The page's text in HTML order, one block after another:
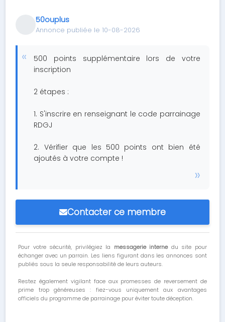
50ouplus
Annonce publiée le 10-08-2026
500 points supplémentaire lors de votre
inscription
2 étapes :
1. S'inscrire en renseignant le code parrainage
RDGJ
2. Vérifier que les 500 points ont bien été
ajoutés à votre compte !
Contacter ce membre
Pour votre sécurité, privilégiez la messagerie internedu site pour
échanger avec un parrain. Les liens figurant dans les annonces sont
publiés sous la seule responsabilité de leurs auteurs.
Restez également vigilant face aux promesses de reversement de
prime trop généreuses : fiez-vous uniquement aux avantages
officiels du programme de parrainage pour éviter toute déception.